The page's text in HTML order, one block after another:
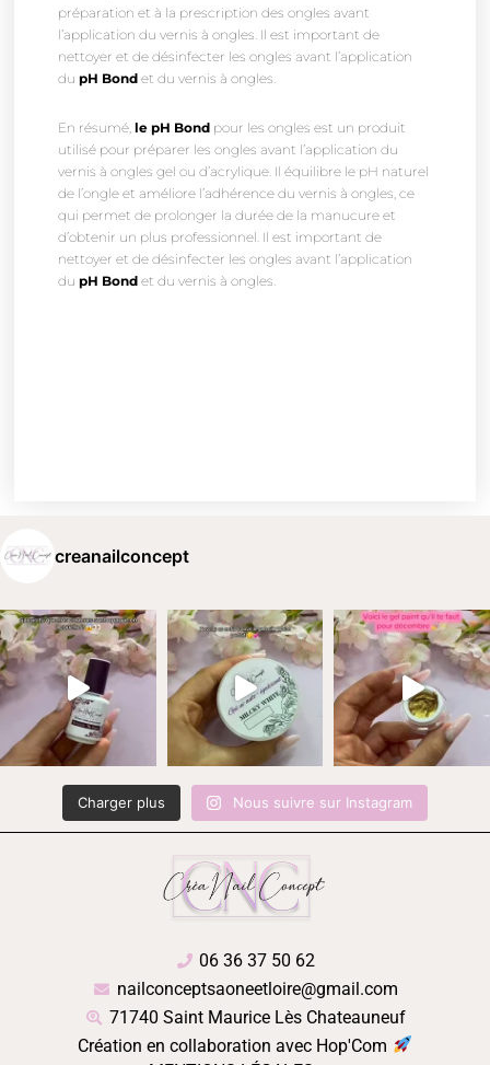
préparation et à la prescription des ongles avant
l’application du vernis à ongles. Il est important de
nettoyer et de désinfecter les ongles avant l’application
dupH Bond et du vernis à ongles.
En résumé,le pH Bond pour les ongles est un produit
utilisé pour préparer les ongles avant l’application du
vernis à ongles gel ou d’acrylique. Il équilibre le pH naturel
de l’ongle et améliore l’adhérence du vernis à ongles, ce
qui permet de prolonger la durée de la manucure et
d’obtenir un plus professionnel. Il est important de
nettoyer et de désinfecter les ongles avant l’application
dupH Bond et du vernis à ongles.
creanailconcept
Charger plus Nous suivre sur Instagram
06 36 37 50 62
nailconceptsaoneetloire@gmail.com
71740 Saint Maurice Lès Chateauneuf
Création en collaboration avec Hop'Com